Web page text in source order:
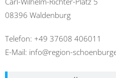
08396 Waldenburg
Telefon: +49 37608 406011
E-Mail: info@region-